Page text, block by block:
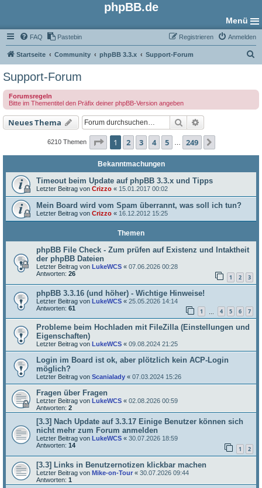
phpBB.de
Menü
FAQ Pastebin Anmelden
Registrieren
Startseite Community phpBB 3.3.x Support-Forum
e
Support-Forum
Forumsregeln
Bitte im Thementitel den Präfix deiner phpBB-Version angeben
Neues Thema Suche
6210 Themen Seite 1von 249
1 2 3 4 5 249
Bekanntmachungen
Timeout beim Update auf phpBB 3.3.x und Tipps
Letzter Beitrag von Crizzo « 15.01.2017 00:02
Mein Board wird vom Spam überrannt, was soll ich tun?
Letzter Beitrag von Crizzo « 16.12.2012 15:25
Themen
phpBB File Check - Zum prüfen auf Existenz und Intaktheit
der phpBB Dateien
Letzter Beitrag von LukeWCS « 07.06.2026 00:28
Antworten: 26 1 2 3
phpBB 3.3.16 (und höher) - Wichtige Hinweise!
Letzter Beitrag von LukeWCS « 25.05.2026 14:14
Antworten: 61 1 4 5 6 7
Probleme beim Hochladen mit FileZilla (Einstellungen und
Eigenschaften)
Letzter Beitrag von LukeWCS « 09.08.2024 21:25
Login im Board ist ok, aber plötzlich kein ACP-Login
möglich?
Letzter Beitrag von Scanialady « 07.03.2024 15:26
Fragen über Fragen
Letzter Beitrag von LukeWCS « 02.08.2026 00:59
Antworten: 2
[3.3] Nach Update auf 3.3.17 Einige Benutzer können sich
nicht mehr zum Forum anmelden
Letzter Beitrag von LukeWCS « 30.07.2026 18:59
Antworten: 14 1 2
[3.3] Links in Benutzernotizen klickbar machen
Letzter Beitrag von Mike-on-Tour « 30.07.2026 09:44
Antworten: 1